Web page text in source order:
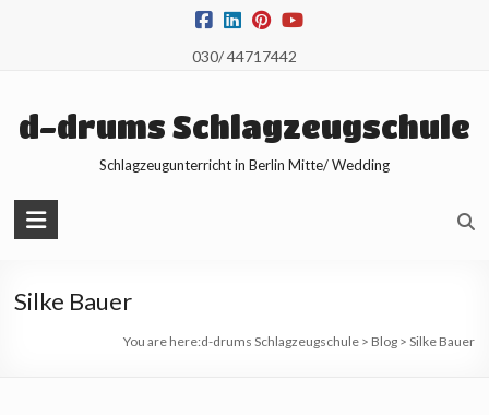
030/ 44717442
d-drums Schlagzeugschule
Schlagzeugunterricht in Berlin Mitte/ Wedding
Silke Bauer
You are here:d-drums Schlagzeugschule> Blog> Silke Bauer